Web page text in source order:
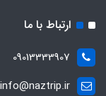
ارتباط با ما
09013333907
info@naztrip.ir